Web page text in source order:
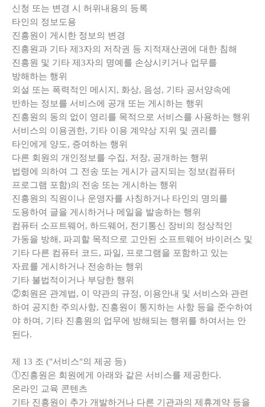
신청 또는 변경 시 허위내용의 등록
타인의 정보도용
진흥원이 게시한 정보의 변경
진흥원과 기타 제3자의 저작권 등 지적재산권에 대한 침해
진흥원 및 기타 제3자의 명예를 손상시키거나 업무를
방해하는 행위
외설 또는 폭력적인 메시지, 화상, 음성, 기타 공서양속에
반하는 정보를 서비스에 공개 또는 게시하는 행위
진흥원의 동의 없이 영리를 목적으로 서비스를 사용하는 행위
서비스의 이용권한, 기타 이용 계약상 지위 및 권리를
타인에게 양도, 증여하는 행위
다른 회원의 개인정보를 수집, 저장, 공개하는 행위
법령에 의하여 그 전송 또는 게시가 금지되는 정보(컴퓨터
프로그램 포함)의 전송 또는 게시하는 행위
진흥원의 직원이나 운영자를 사칭하거나 타인의 명의를
도용하여 글을 게시하거나 메일을 발송하는 행위
컴퓨터 소프트웨어, 하드웨어, 전기통신 장비의 정상적인
가동을 방해, 파괴할 목적으로 고안된 소프트웨어 바이러스 및
기타 다른 컴퓨터 코드, 파일, 프로그램을 포함하고 있는
자료를 게시하거나 전송하는 행위
기타 불법적이거나 부당한 행위
②회원은 관계법, 이 약관의 규정, 이용안내 및 서비스와 관련
하여 공지한 주의사항, 진흥원이 통지하는 사항 등을 준수하여
야 하며, 기타 진흥원의 업무에 방해되는 행위를 하여서는 안
된다.
제 13 조 ("서비스"의 제공 등)
①진흥원은 회원에게 아래와 같은 서비스를 제공한다.
온라인 교육 콘텐츠
기타 진흥원이 추가 개발하거나 다른 기관과의 제휴계약 등을